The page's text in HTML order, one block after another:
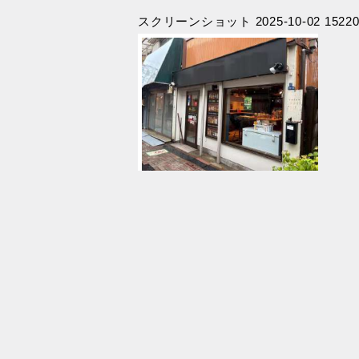
スクリーンショット 2025-10-02